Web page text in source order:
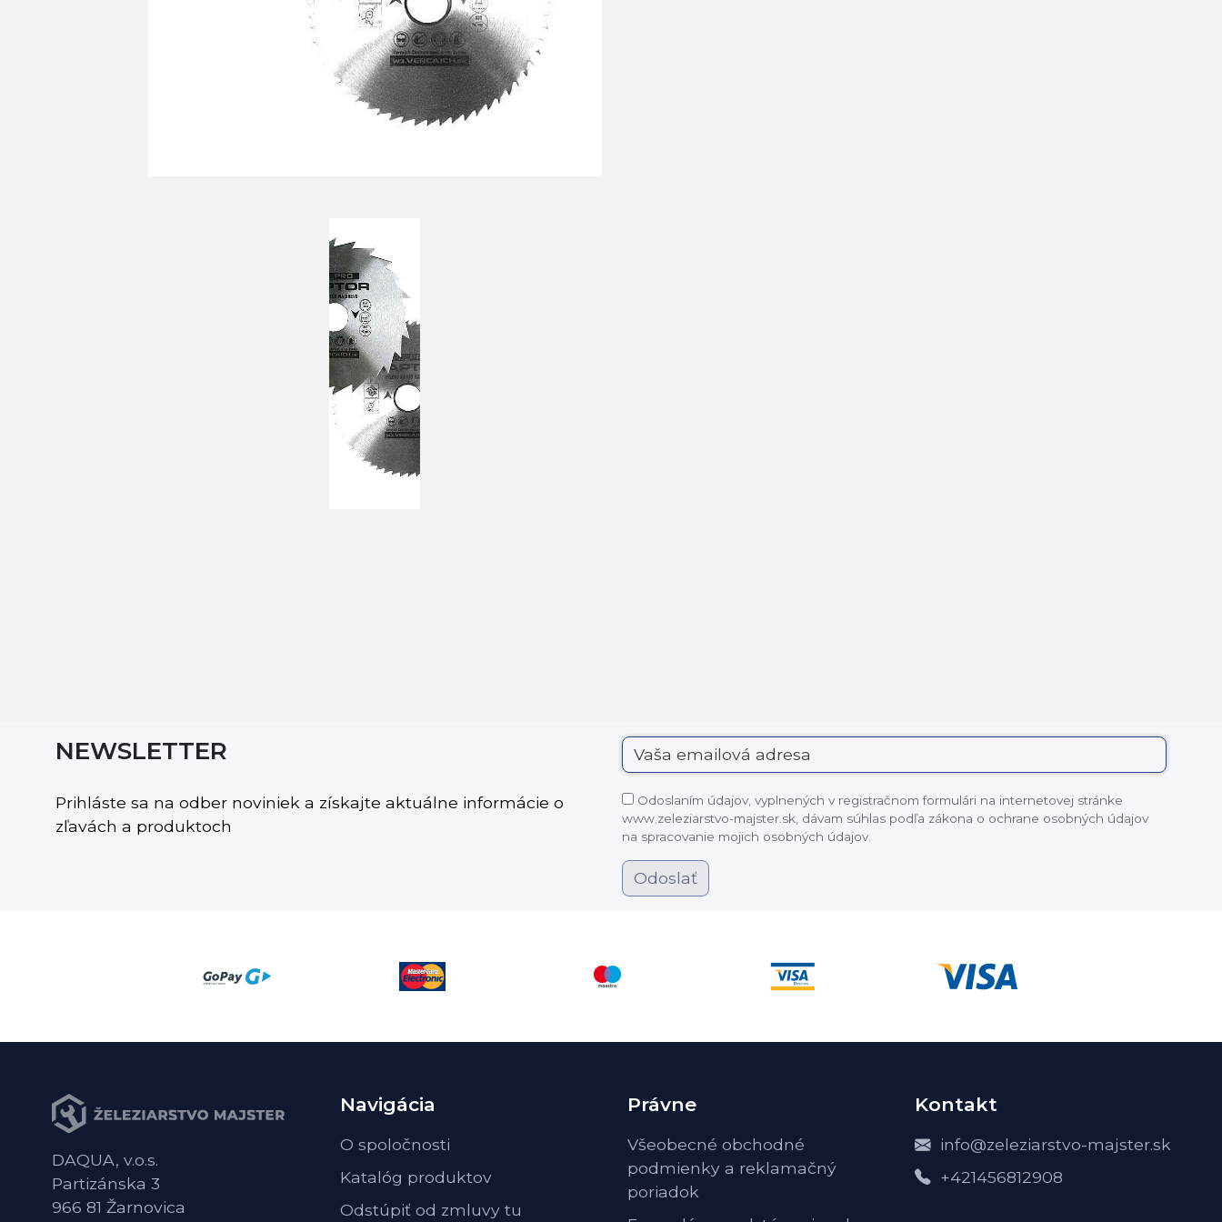
NEWSLETTER
Prihláste sa na odber noviniek a získajte aktuálne informácie o
zľavách a produktoch
Odoslaním údajov, vyplnených v registračnom formulári na internetovej stránke
www.zeleziarstvo-majster.sk, dávam súhlas podľa zákona o ochrane osobných údajov
na spracovanie mojich osobných údajov.
Odoslať
DAQUA, v.o.s.
Partizánska 3
966 81 Žarnovica
Navigácia
O spoločnosti
Katalóg produktov
Odstúpiť od zmluvy tu
Právne
Všeobecné obchodné
podmienky a reklamačný
poriadok
Kontakt
info@zeleziarstvo-majster.sk
+421456812908